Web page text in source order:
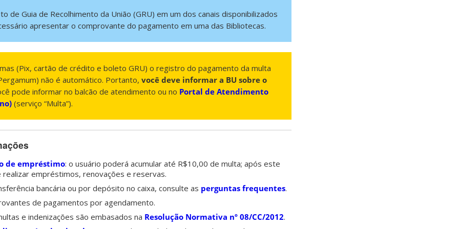
de Guia de Recolhimento da União (GRU) em um dos canais disponibilizados
apresentar o comprovante do pagamento em uma das Bibliotecas.
(Pix, cartão de crédito e boleto GRU) o registro do pagamento da multa
não é automático. Portanto, você deve informar a BU sobre o
pode informar no balcão de atendimento ou no Portal de Atendimento
(serviço “Multa”).
de empréstimo: o usuário poderá acumular até R$10,00 de multa; após este
empréstimos, renovações e reservas.
bancária ou por depósito no caixa, consulte as perguntas frequentes.
de pagamentos por agendamento.
e indenizações são embasados na Resolução Normativa nº 08/CC/2012.